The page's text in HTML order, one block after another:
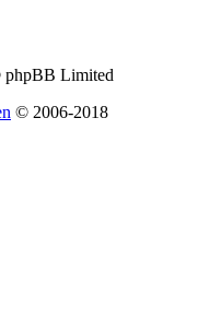
Limited
© 2006-2018